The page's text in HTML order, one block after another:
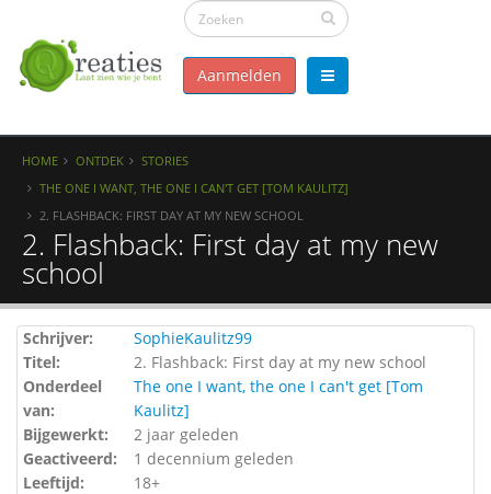
Aanmelden
HOME ONTDEK
STORIES
THE ONE I WANT, THE ONE I CAN'T GET [TOM KAULITZ]
2. FLASHBACK: FIRST DAY AT MY NEW SCHOOL
2. Flashback: First day at my new
school
Schrijver:
SophieKaulitz99
Titel:
2. Flashback: First day at my new school
Onderdeel
van:
The one I want, the one I can't get [Tom
Kaulitz]
Bijgewerkt:
2 jaar geleden
Geactiveerd:
1 decennium geleden
Leeftijd:
18+